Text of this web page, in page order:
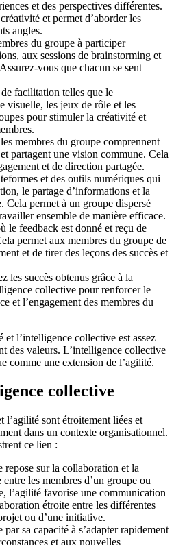
et des perspectives différentes.
et permet d’aborder les
angles.
du groupe à participer
aux sessions de brainstorming et
vous que chacun se sent
facilitation telles que le
visuelle, les jeux de rôle et les
pour stimuler la créativité et
membres du groupe comprennent
partagent une vision commune. Cela
et de direction partagée.
et des outils numériques qui
le partage d’informations et la
Cela permet à un groupe dispersé
ensemble de manière efficace.
le feedback est donné et reçu de
permet aux membres du groupe de
et de tirer des leçons des succès et
les succès obtenus grâce à la
collective pour renforcer le
et l’engagement des membres du
et l’intelligence collective est assez
des valeurs. L’intelligence collective
comme une extension de l’agilité.
collective
sont étroitement liées et
dans un contexte organisationnel.
ce lien :
sur la collaboration et la
les membres d’un groupe ou
l’agilité favorise une communication
étroite entre les différentes
ou d’une initiative.
par sa capacité à s’adapter rapidement
et aux nouvelles